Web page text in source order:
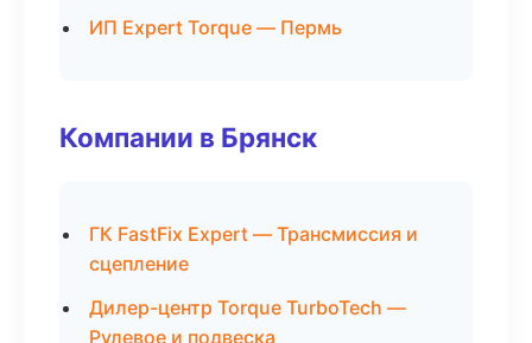
ИП Expert Torque — Пермь
Компании в Брянск
ГК FastFix Expert — Трансмиссия и
сцепление
Дилер-центр Torque TurboTech —
Рулевое и подвеска